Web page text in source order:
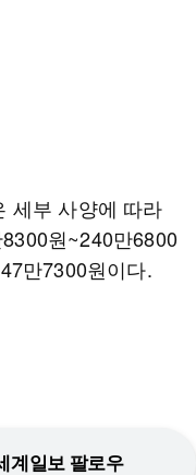
세부 사양에 따라
원~240만6800
만7300원이다.
계일보 팔로우